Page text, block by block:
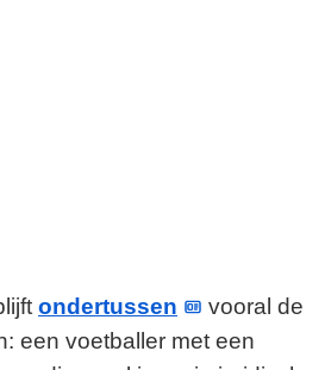
ondertussen
vooral de
een voetballer met een